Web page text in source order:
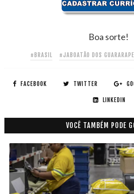
Boa sorte!
#BRASIL #JABOATÃO DOS
FACEBOOK TWITTER
LINKEDIN
VOCÊ TAMBÉM PODE